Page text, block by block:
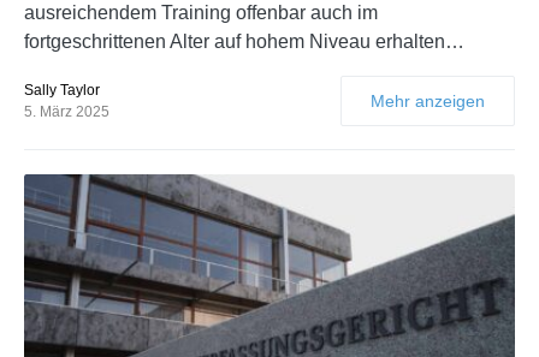
ausreichendem Training offenbar auch im
fortgeschrittenen Alter auf hohem Niveau erhalten…
Sally Taylor
5. März 2025
Mehr anzeigen